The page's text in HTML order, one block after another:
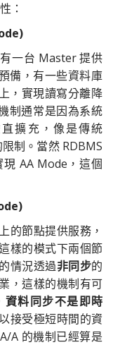
：
一台 Master 提供
備，有一些資料庫
，實現讀寫分離降
制通常是因為系統
擴充，像是傳統
制。當然 RDBMS
AA Mode，這個
的節點提供服務，
樣的模式下兩個節
情況透過非同步的
，這樣的機制有可
資料同步不是即時
接受極短時間的資
A 的機制已經算是